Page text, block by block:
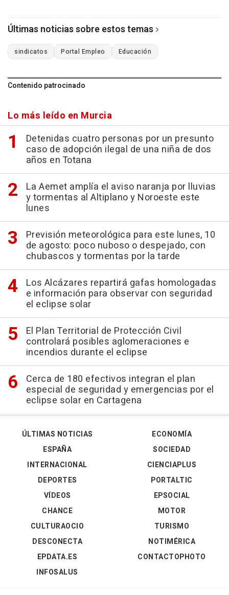
Últimas noticias sobre estos temas
sindicatos Portal Empleo Educación
Contenido patrocinado
Lo más leído en Murcia
Detenidas cuatro personas por un presunto
caso de adopción ilegal de una niña de dos
años en Totana
La Aemet amplía el aviso naranja por lluvias
y tormentas al Altiplano y Noroeste este
lunes
Previsión meteorológica para este lunes, 10
de agosto: poco nuboso o despejado, con
chubascos y tormentas por la tarde
Los Alcázares repartirá gafas homologadas
e información para observar con seguridad
el eclipse solar
El Plan Territorial de Protección Civil
controlará posibles aglomeraciones e
incendios durante el eclipse
Cerca de 180 efectivos integran el plan
especial de seguridad y emergencias por el
eclipse solar en Cartagena
ÚLTIMAS NOTICIAS
ESPAÑA
INTERNACIONAL
DEPORTES
VÍDEOS
ECONOMÍA
SOCIEDAD
CIENCIAPLUS
PORTALTIC
EPSOCIAL
CHANCE
CULTURAOCIO
DESCONECTA
EPDATA.ES
INFOSALUS
MOTOR
TURISMO
NOTIMÉRICA
CONTACTOPHOTO